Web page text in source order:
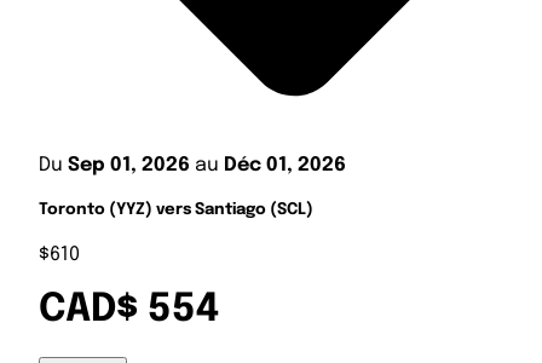
Du Sep 01, 2026 au Déc 01, 2026
Toronto (YYZ) vers Santiago (SCL)
$610
CAD$ 554